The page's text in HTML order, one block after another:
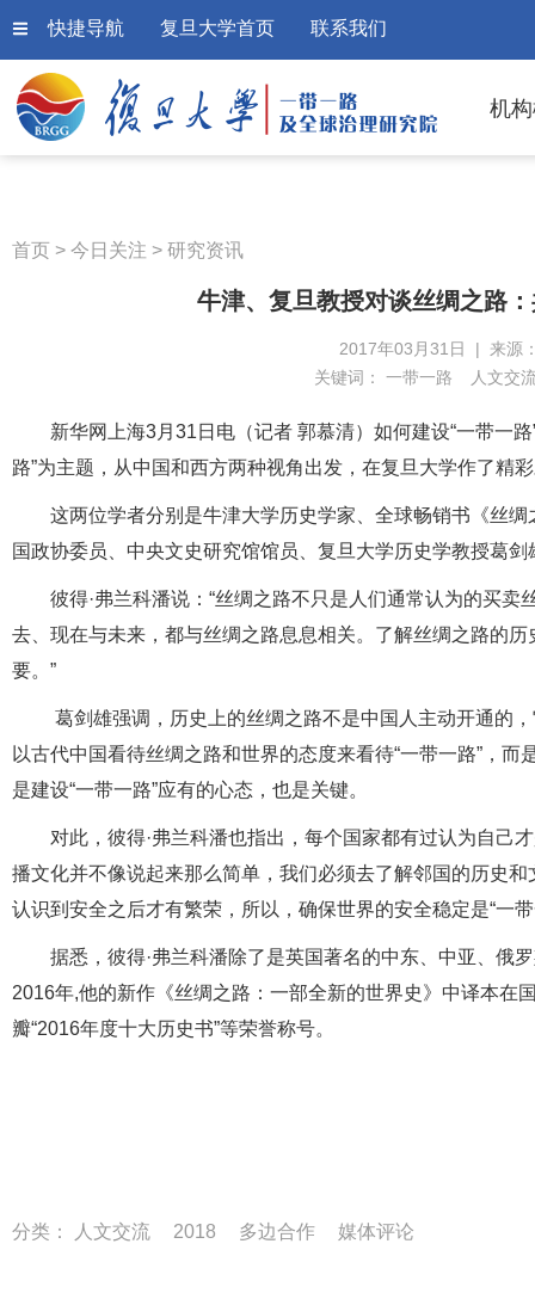
快捷导航 复旦大学首页 联系我们
机
首页 > 今日关注 > 研究资讯
牛津、复旦教授对谈丝绸之路
2017年03月31日 | 来源
关键词： 一带一路 人文交
新华网上海3月31日电（记者 郭慕清）如何建设“一带一
路”为主题，从中国和西方两种视角出发，在复旦大学作了精
这两位学者分别是牛津大学历史学家、全球畅销书《丝
国政协委员、中央文史研究馆馆员、复旦大学历史学教授葛剑
彼得·弗兰科潘说：“丝绸之路不只是人们通常认为的买
去、现在与未来，都与丝绸之路息息相关。了解丝绸之路的
要。”
葛剑雄强调，历史上的丝绸之路不是中国人主动开通的
以古代中国看待丝绸之路和世界的态度来看待“一带一路”，
是建设“一带一路”应有的心态，也是关键。
对此，彼得·弗兰科潘也指出，每个国家都有过认为自己
播文化并不像说起来那么简单，我们必须去了解邻国的历史
认识到安全之后才有繁荣，所以，确保世界的安全稳定是“一
据悉，彼得·弗兰科潘除了是英国著名的中东、中亚、俄
2016年,他的新作《丝绸之路：一部全新的世界史》中译本在
瓣“2016年度十大历史书”等荣誉称号。
分类： 人文交流 2018 多边合作 媒体评论